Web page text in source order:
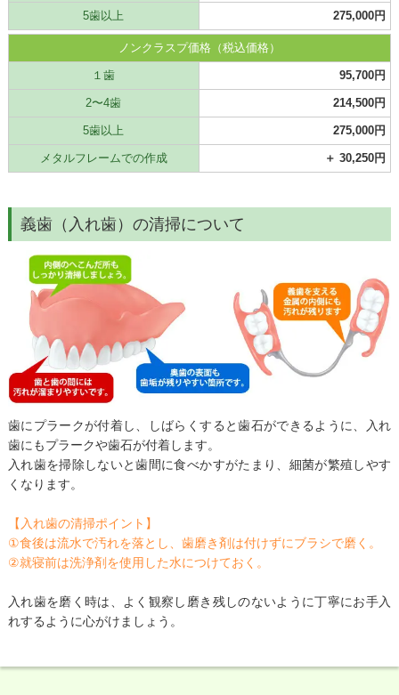
5歯以上 275,000円
ノンクラスプ価格（税込価格）
１歯 95,700円
2〜4歯 214,500円
5歯以上 275,000円
メタルフレームでの作成 ＋ 30,250円
義歯（入れ歯）の清掃について
歯にプラークが付着し、しばらくすると歯石ができるように、入れ
歯にもプラークや歯石が付着します。
入れ歯を掃除しないと歯間に食べかすがたまり、細菌が繁殖しやす
くなります。
【入れ歯の清掃ポイント】
①食後は流水で汚れを落とし、歯磨き剤は付けずにブラシで磨く。
②就寝前は洗浄剤を使用した水につけておく。
入れ歯を磨く時は、よく観察し磨き残しのないように丁寧にお手入
れするように心がけましょう。